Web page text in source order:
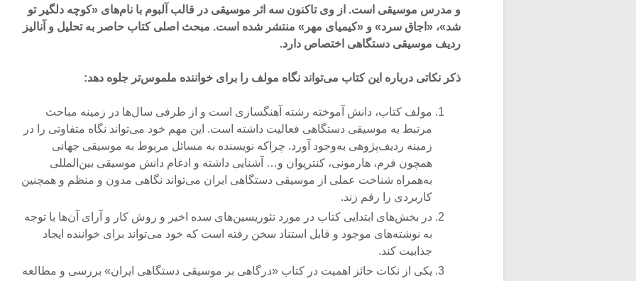
و مدرس موسیقی است. از وی تاکنون سه اثر موسیقی در قالب آلبوم با نام‌های «کوچه دلگیر تو
شد»، «اجاق سرد» و «کیمیای مهر» منتشر شده است. مبحث اصلی کتاب حاصر به تحلیل و آنالیز
ردیف موسیقی دستگاهی اختصاص دارد.
ذکر نکاتی درباره این کتاب می‌تواند نگاه مولف را برای خواننده ملموس‌تر جلوه دهد:
مولف کتاب، دانش آموخته رشته آهنگسازی است و از طرفی سال‌ها در زمینه مباحث
مرتبط به موسیقی دستگاهی فعالیت داشته است. این مهم خود می‌تواند نگاه متفاوتی را در
زمینه ردیف‌پژوهی به‌وجود آورد. چراکه نویسنده به مسائل مربوط به موسیقی جهانی
همچون فرم، هارمونی، کنترپوان و… آشنایی داشته و ادغام دانش موسیقی بین‌المللی
به‌همراه شناخت عملی از موسیقی دستگاهی ایران می‌تواند نگاهی مدون و منظم و همچنین
کاربردی را رقم زند.
در بخش‌های ابتدایی کتاب در مورد تئوریسین‌های سده اخیر و روش کار و آرای آن‌ها با توجه
به نوشته‌های موجود و قابل استناد سخن رفته است که خود می‌تواند برای خواننده ایجاد
جذابیت کند.
یکی از نکات حائز اهمیت در کتاب «درگاهی بر موسیقی دستگاهی ایران» بررسی و مطالعه